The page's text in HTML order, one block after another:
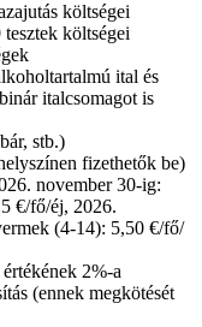
költségei
költségei
ital és
italcsomagot is
stb.)
fizethetők be)
november 30-ig:
€/fő/éj, 2026.
(4-14): 5,50 €/fő/
2%-a
(ennek megkötését